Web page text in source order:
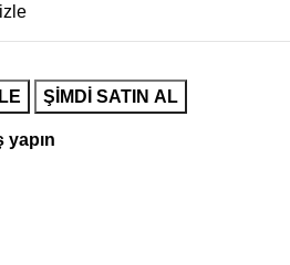
ŞIMDI SATIN AL
yapın